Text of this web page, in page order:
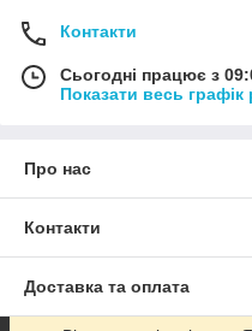
Контакти
Сьогодні працює з
Показати весь графік
Про нас
Контакти
Доставка та оплата